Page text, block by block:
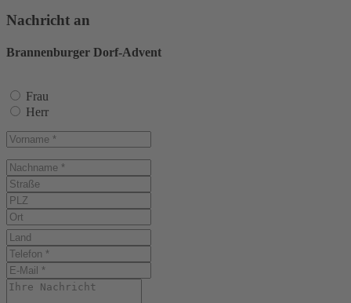
Nachricht an
Brannenburger Dorf-Advent
Frau
Herr